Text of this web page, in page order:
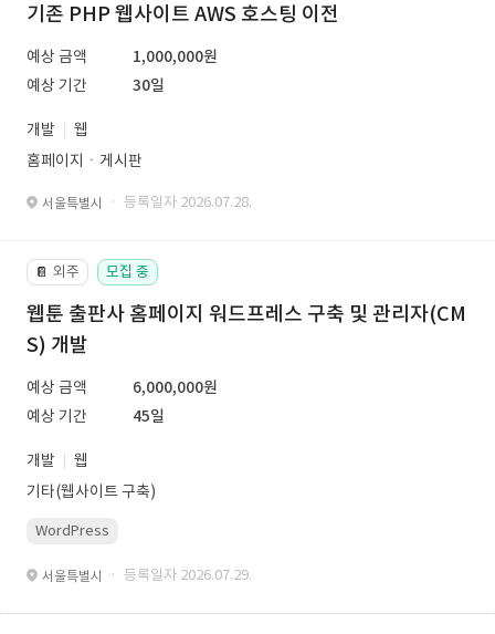
기존 PHP 웹사이트 AWS 호스팅 이전
예상 금액
1,000,000원
예상 기간
30일
개발
웹
홈페이지ㆍ게시판
서울특별시 · 등록일자 2026.07.28.
📔 외주 모집 중
웹툰 출판사 홈페이지 워드프레스 구축 및 관리자(CM
S) 개발
예상 금액
6,000,000원
예상 기간
45일
개발
웹
기타(웹사이트 구축)
WordPress
서울특별시 · 등록일자 2026.07.29.